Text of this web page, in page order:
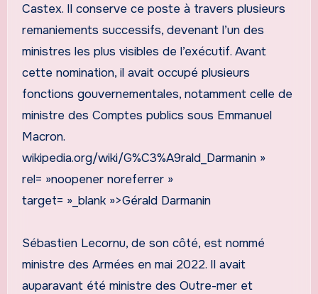
Castex. Il conserve ce poste à travers plusieurs
remaniements successifs, devenant l’un des
ministres les plus visibles de l’exécutif. Avant
cette nomination, il avait occupé plusieurs
fonctions gouvernementales, notamment celle de
ministre des Comptes publics sous Emmanuel
Macron.
wikipedia.org/wiki/G%C3%A9rald_Darmanin »
rel= »noopener noreferrer »
target= »_blank »>Gérald Darmanin
Sébastien Lecornu, de son côté, est nommé
ministre des Armées en mai 2022. Il avait
auparavant été ministre des Outre-mer et